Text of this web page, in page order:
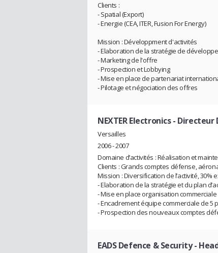
Clients :
- Spatial (Export)
- Energie (CEA, ITER, Fusion For Energy)
Mission : Développment d'activités
- Elaboration de la stratégie de
- Marketing de l'offre
- Prospection et Lobbying
- Mise en place de partenariat
- Pilotage et négociation des offres
NEXTER Electronics- Directeur
Versailles
2006 - 2007
Domaine d’activités : Réalisation et
Clients : Grands comptes défense,
Mission : Diversification de l’activité,
- Elaboration de la stratégie et du plan
- Mise en place organisation commerciale
- Encadrement équipe commerciale de 5
- Prospection des nouveaux comptes
EADS Defence & Security-